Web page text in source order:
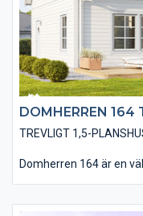
DOMHERREN 164
TREVLIGT 1,5-
Domherren 164 är en
Undervåningen